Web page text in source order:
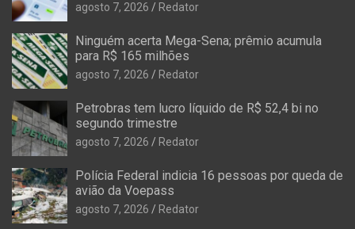
agosto 7, 2026 Redator
Ninguém acerta Mega-Sena; prêmio acumula
para R$ 165 milhões
agosto 7, 2026 Redator
Petrobras tem lucro líquido de R$ 52,4 bi no
segundo trimestre
agosto 7, 2026 Redator
Polícia Federal indicia 16 pessoas por queda de
avião da Voepass
agosto 7, 2026 Redator